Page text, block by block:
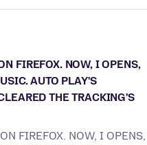
FIREFOX. NOW, I OPENS,
AUTO PLAY'S
THE TRACKING'S
FIREFOX. NOW, I OPENS,